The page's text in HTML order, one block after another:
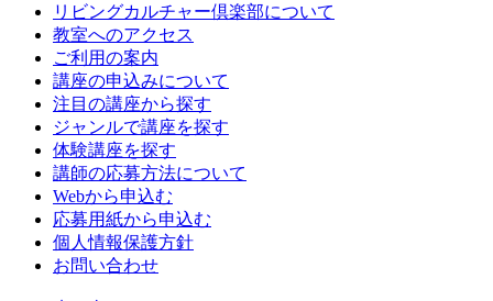
リビングカルチャー倶楽部について
教室へのアクセス
ご利用の案内
講座の申込みについて
注目の講座から探す
ジャンルで講座を探す
体験講座を探す
講師の応募方法について
Webから申込む
応募用紙から申込む
個人情報保護方針
お問い合わせ